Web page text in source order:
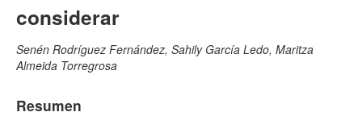
considerar
Senén Rodríguez Fernández, Sahily García Ledo, Maritza
Almeida Torregrosa
Resumen